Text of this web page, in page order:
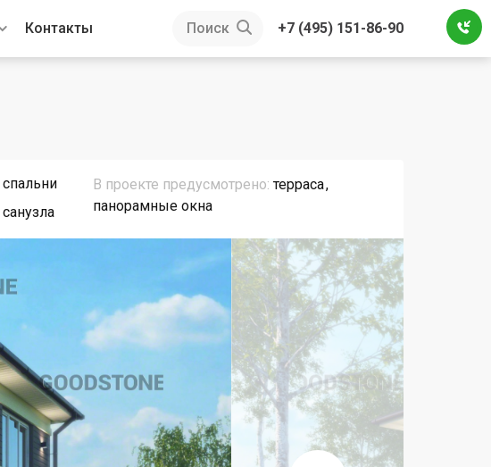
Контакты Поиск +7 (495) 151-86-90
спальни
санузла
В проекте предусмотрено: терраса
панорамные окна